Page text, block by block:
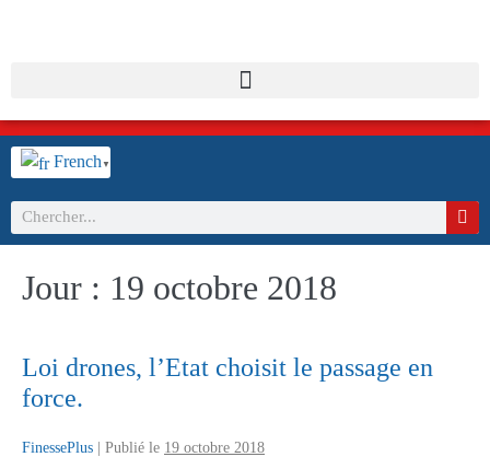
French ▼
Jour : 19 octobre 2018
Loi drones, l’Etat choisit le passage en
force.
FinessePlus Publié le 19 octobre 2018